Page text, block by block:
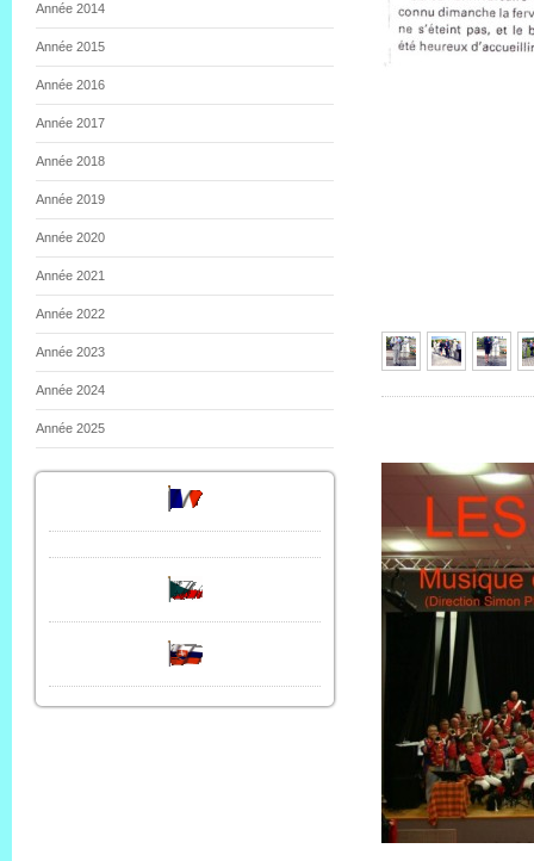
Année 2014
Année 2015
Année 2016
Année 2017
Année 2018
Année 2019
Année 2020
Année 2021
Année 2022
Année 2023
Année 2024
Année 2025